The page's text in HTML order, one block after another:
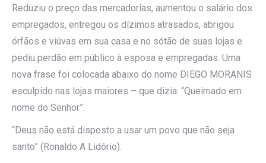
Reduziu o preço das mercadorias, aumentou o salário dos
empregados, entregou os dízimos atrasados, abrigou
órfãos e viúvas em sua casa e no sótão de suas lojas e
pediu perdão em público à esposa e empregadas. Uma
nova frase foi colocada abaixo do nome DIEGO MORANIS
esculpido nas lojas maiores – que dizia: “Queimado em
nome do Senhor”.
“Deus não está disposto a usar um povo que não seja
santo” (Ronaldo A Lidório).